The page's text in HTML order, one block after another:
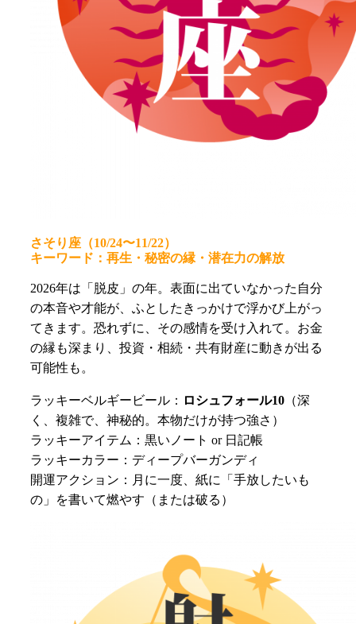
さそり座（10/24〜11/22）
キーワード：再生・秘密の縁・潜在力の解放
2026年は「脱皮」の年。表面に出ていなかった自分
の本音や才能が、ふとしたきっかけで浮かび上がっ
てきます。恐れずに、その感情を受け入れて。お金
の縁も深まり、投資・相続・共有財産に動きが出る
可能性も。
ラッキーベルギービール： ロシュフォール10 （深
く、複雑で、神秘的。本物だけが持つ強さ）
ラッキーアイテム：黒いノート or 日記帳
ラッキーカラー：ディープバーガンディ
開運アクション：月に一度、紙に「手放したいも
の」を書いて燃やす（または破る）